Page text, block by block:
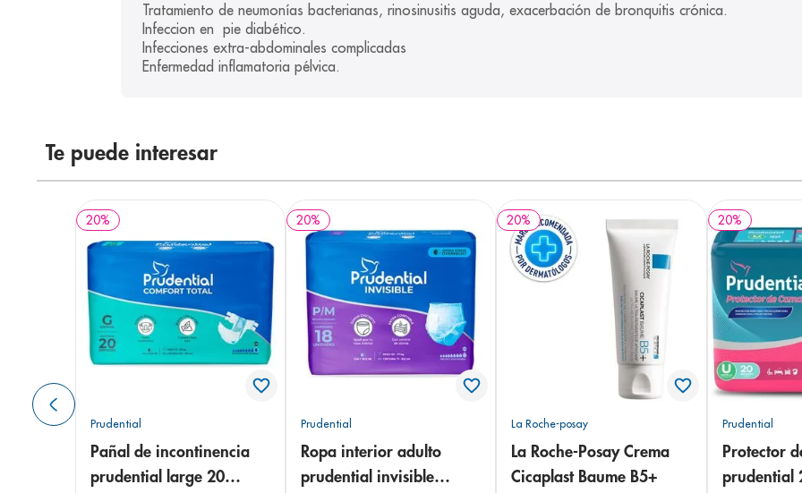
Tratamiento de neumonías bacterianas, rinosinusitis aguda, exacerbación de bronquitis crónica.
Infeccion en  pie diabético.
Infecciones extra-abdominales complicadas
Enfermedad inflamatoria pélvica.
Te puede interesar
20%
Prudential
Pañal de incontinencia
prudential large 20
20%
Prudential
Ropa interior adulto
prudential invisible
20%
La Roche-posay
La Roche-Posay Crema
Cicaplast Baume B5+
20%
Prudential
Protector
prudential